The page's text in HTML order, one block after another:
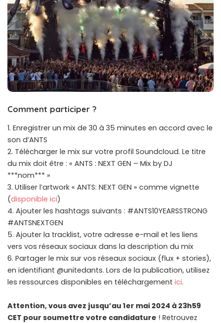
Comment participer ?
1. Enregistrer un mix de 30 à 35 minutes en accord avec le
son d’ANTS
2. Télécharger le mix sur votre profil Soundcloud. Le titre
du mix doit être : « ANTS : NEXT GEN – Mix by DJ
***nom*** »
3. Utiliser l’artwork « ANTS: NEXT GEN » comme vignette
(disponible ici)
4. Ajouter les hashtags suivants : #ANTS10YEARSSTRONG
#ANTSNEXTGEN
5. Ajouter la tracklist, votre adresse e-mail et les liens
vers vos réseaux sociaux dans la description du mix
6. Partager le mix sur vos réseaux sociaux (flux + stories),
en identifiant @unitedants. Lors de la publication, utilisez
les ressources disponibles en téléchargement ici.
Attention, vous avez jusqu’au 1er mai 2024 à 23h59
CET pour soumettre votre candidature ! Retrouvez